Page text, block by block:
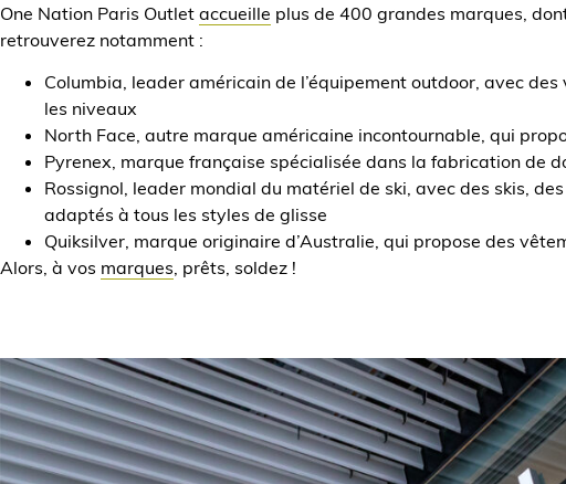
One Nation Paris Outletaccueille plus de 400 grandes marques,
retrouverez notamment :
Columbia, leader américain de l’équipement outdoor, avec
les niveaux
North Face, autre marque américaine incontournable, qui
Pyrenex, marque française spécialisée dans la fabrication de
Rossignol, leader mondial du matériel de ski, avec des skis,
adaptés à tous les styles de glisse
Quiksilver, marque originaire d’Australie, qui propose des
Alors, à vos marques , prêts, soldez !